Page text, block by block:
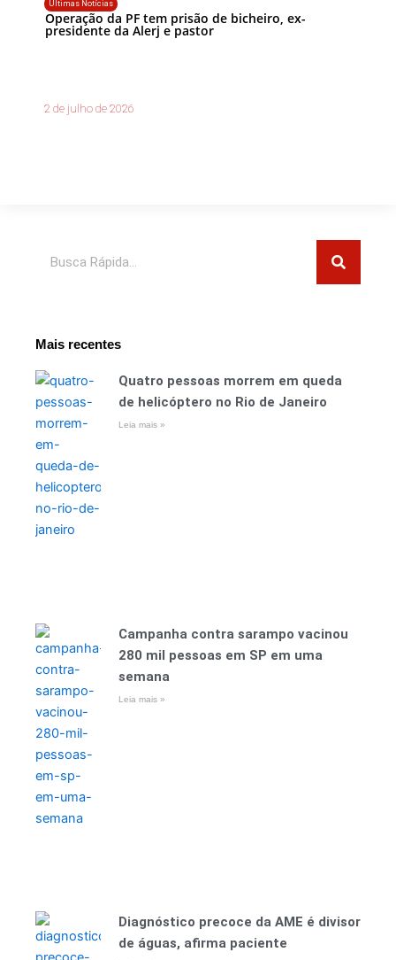
Últimas Notícias
Operação da PF tem prisão de bicheiro, ex-
presidente da Alerj e pastor
2 de julho de 2026
Mais recentes
Quatro pessoas morrem em queda
de helicóptero no Rio de Janeiro
Leia mais »
Campanha contra sarampo vacinou
280 mil pessoas em SP em uma
semana
Leia mais »
Diagnóstico precoce da AME é divisor
de águas, afirma paciente